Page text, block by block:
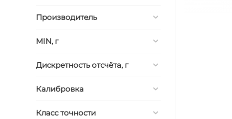
Производитель
MIN, г
Дискретность отсчёта, г
Калибровка
Класс точности